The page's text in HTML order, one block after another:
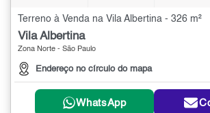
Terreno à Venda na Vila Albertina - 326 m²
Vila Albertina
Zona Norte - São Paulo
Endereço no círculo do mapa
WhatsApp